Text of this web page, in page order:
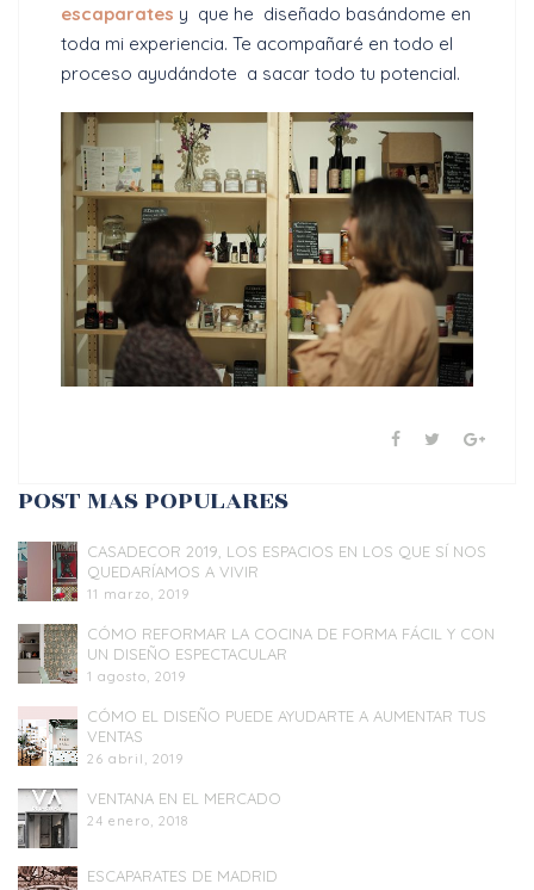
escaparates y que he diseñado basándome en
toda mi experiencia. Te acompañaré en todo el
proceso ayudándote a sacar todo tu potencial.
POST MAS POPULARES
CASADECOR 2019, LOS ESPACIOS EN LOS QUE SÍ NOS
QUEDARÍAMOS A VIVIR
11 marzo, 2019
CÓMO REFORMAR LA COCINA DE FORMA FÁCIL Y CON
UN DISEÑO ESPECTACULAR
1 agosto, 2019
CÓMO EL DISEÑO PUEDE AYUDARTE A AUMENTAR TUS
VENTAS
26 abril, 2019
VENTANA EN EL MERCADO
24 enero, 2018
ESCAPARATES DE MADRID